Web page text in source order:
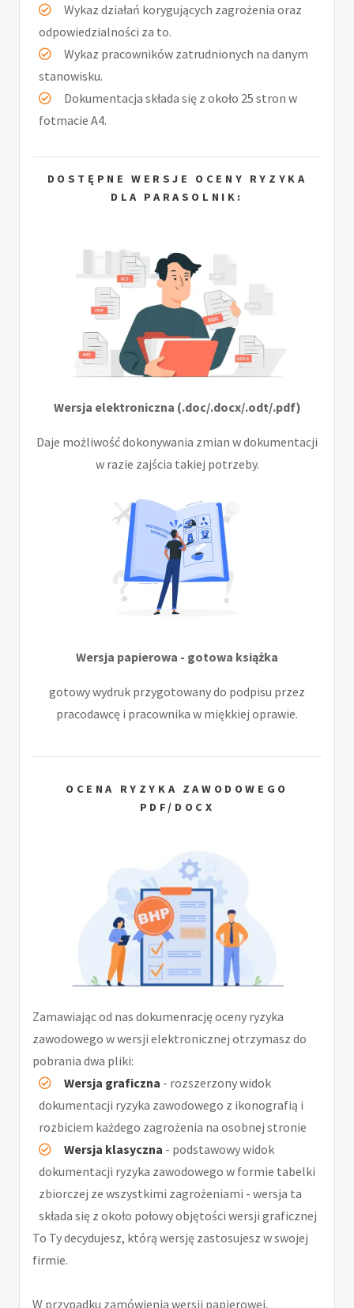
Wykaz działań korygujących zagrożenia oraz
odpowiedzialności za to.
Wykaz pracowników zatrudnionych na danym
stanowisku.
Dokumentacja składa się z około 25 stron w
fotmacie A4.
DOSTĘPNE WERSJE OCENY RYZYKA
DLA PARASOLNIK:
Wersja elektroniczna (.doc/.docx/.odt/.pdf)
Daje możliwość dokonywania zmian w dokumentacji
w razie zajścia takiej potrzeby.
Wersja papierowa - gotowa książka
gotowy wydruk przygotowany do podpisu przez
pracodawcę i pracownika w miękkiej oprawie.
OCENA RYZYKA ZAWODOWEGO
PDF/DOCX
Zamawiając od nas dokumenrację oceny ryzyka
zawodowego w wersji elektronicznej otrzymasz do
pobrania dwa pliki:
Wersja graficzna - rozszerzony widok
dokumentacji ryzyka zawodowego z ikonografią i
rozbiciem każdego zagrożenia na osobnej stronie
Wersja klasyczna - podstawowy widok
dokumentacji ryzyka zawodowego w formie tabelki
zbiorczej ze wszystkimi zagrożeniami - wersja ta
składa się z około połowy objętości wersji graficznej
To Ty decydujesz, którą wersję zastosujesz w swojej
firmie.
W przypadku zamówienia wersji papierowej,